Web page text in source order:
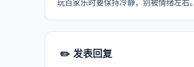
玩百家乐时要保持冷静，别被情绪左右。
✏️ 发表回复